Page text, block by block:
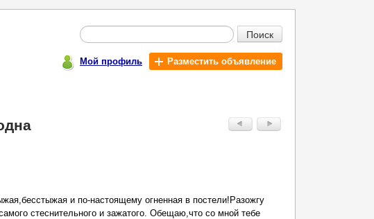
Поиск
Мой профиль Разместить объявление
и по-настоящему огненная в постели!Разожгу
стеснительного и зажатого. Обещаю,что со мной тебе